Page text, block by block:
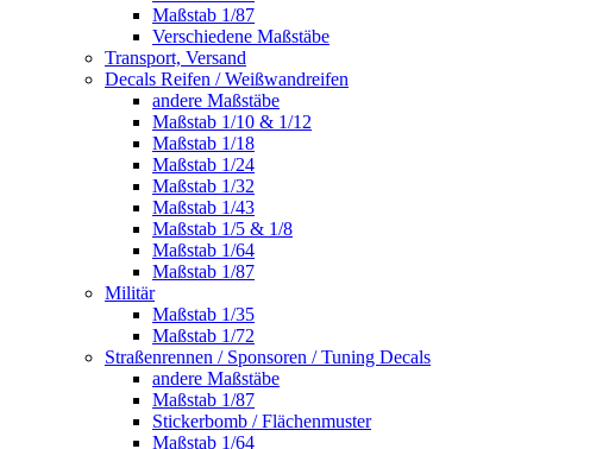
Maßstab 1/87
Verschiedene Maßstäbe
Transport, Versand
Decals Reifen / Weißwandreifen
andere Maßstäbe
Maßstab 1/10 & 1/12
Maßstab 1/18
Maßstab 1/24
Maßstab 1/32
Maßstab 1/43
Maßstab 1/5 & 1/8
Maßstab 1/64
Maßstab 1/87
Militär
Maßstab 1/35
Maßstab 1/72
Straßenrennen / Sponsoren / Tuning Decals
andere Maßstäbe
Maßstab 1/87
Stickerbomb / Flächenmuster
Maßstab 1/64